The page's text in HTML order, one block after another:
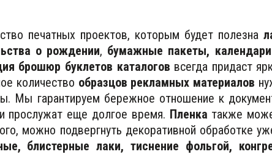
печатных проектов, которым будет полезна
о рождении, бумажные пакеты,
брошюр буклетов каталогов всегда придаст
количество образцов рекламных материалов
Мы гарантируем бережное отношение к
прослужат еще долгое время. Пленка также
можно подвергнуть декоративной обработке
блистерные лаки, тиснение фольгой,